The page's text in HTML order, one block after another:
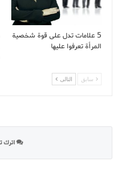
5 علامات تدل على قوة شخصية
المرأة تعرفوا عليها
سابق التالى
اترك